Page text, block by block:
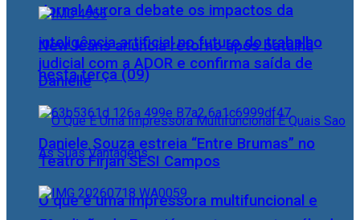
Jornal Aurora debate os impactos da
inteligência artificial no futuro do trabalho
nesta terça (09)
O que é uma impressora multifuncional e
NewJeans anuncia retorno após batalha
judicial com a ADOR e confirma saída de
Danielle
Daniele Souza estreia “Entre Brumas” no
Teatro Firjan SESI Campos